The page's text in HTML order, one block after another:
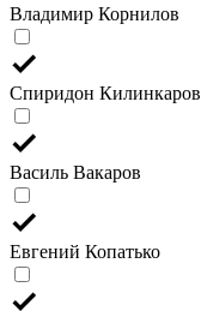
Владимир Корнилов
Спиридон Килинкаров
Василь Вакаров
Евгений Копатько